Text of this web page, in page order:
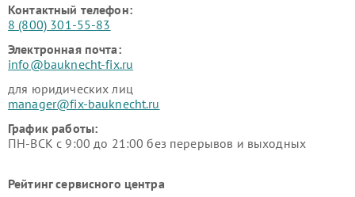
Контактный телефон:
8 (800) 301-55-83
Электронная почта:
info@bauknecht-fix.ru
для юридических лиц
manager@fix-bauknecht.ru
График работы:
ПН-ВСК с 9:00 до 21:00 без перерывов и выходных
Рейтинг сервисного центра